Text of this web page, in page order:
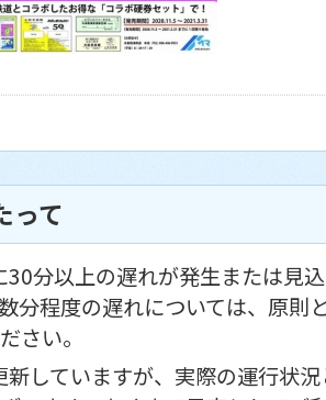
って
分以上の遅れが発生または見
分程度の遅れについては、原則
さい。
していますが、実際の運行状